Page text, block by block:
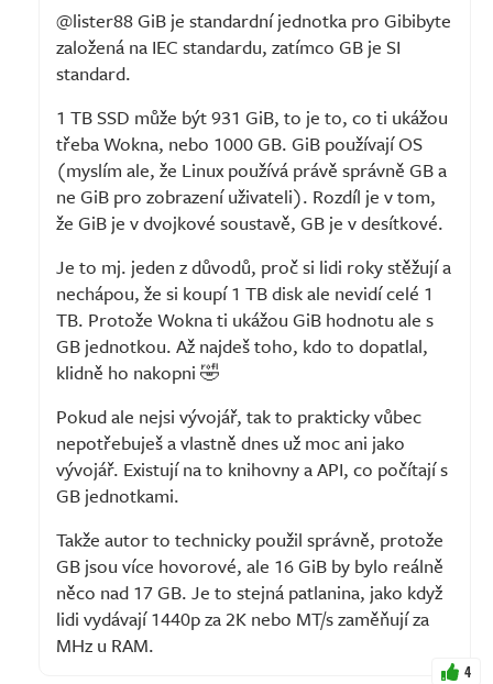
@lister88 GiB je standardní jednotka pro Gibibyte
založená na IEC standardu, zatímco GB je SI
standard.
1 TB SSD může být 931 GiB, to je to, co ti ukážou
třeba Wokna, nebo 1000 GB. GiB používají OS
(myslím ale, že Linux používá právě správně GB a
ne GiB pro zobrazení uživateli). Rozdíl je v tom,
že GiB je v dvojkové soustavě, GB je v desítkové.
Je to mj. jeden z důvodů, proč si lidi roky stěžují a
nechápou, že si koupí 1 TB disk ale nevidí celé 1
TB. Protože Wokna ti ukážou GiB hodnotu ale s
GB jednotkou. Až najdeš toho, kdo to dopatlal,
klidně ho nakopni 🤣
Pokud ale nejsi vývojář, tak to prakticky vůbec
nepotřebuješ a vlastně dnes už moc ani jako
vývojář. Existují na to knihovny a API, co počítají s
GB jednotkami.
Takže autor to technicky použil správně, protože
GB jsou více hovorové, ale 16 GiB by bylo reálně
něco nad 17 GB. Je to stejná patlanina, jako když
lidi vydávají 1440p za 2K nebo MT/s zaměňují za
MHz u RAM.
4